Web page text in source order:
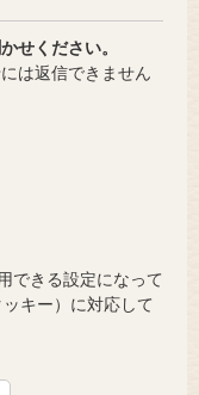
せください。
は返信できません
できる設定になって
キー）に対応して